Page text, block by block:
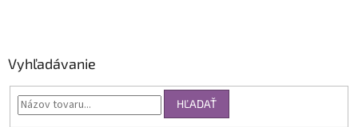
Vyhľadávanie
HĽADAŤ